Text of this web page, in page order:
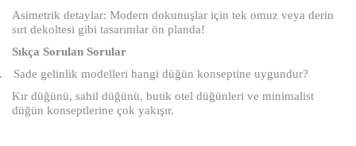
Asimetrik detaylar: Modern dokunuşlar için tek omuz veya derin
sırt dekoltesi gibi tasarımlar ön planda!
Sıkça Sorulan Sorular
Sade gelinlik modelleri hangi düğün konseptine uygundur?
Kır düğünü, sahil düğünü, butik otel düğünleri ve minimalist
düğün konseptlerine çok yakışır.